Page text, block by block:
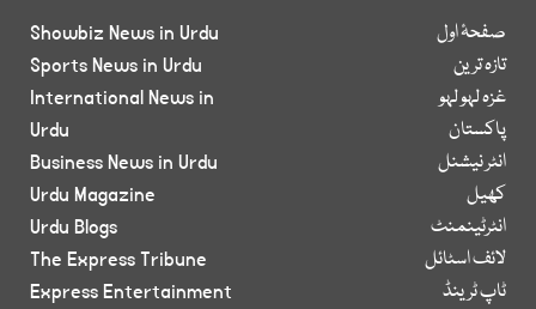
صفحۂ اول
تازہ ترین
غزہ لہو لہو
پاکستان
انٹر نیشنل
کھیل
انٹرٹینمنٹ
لائف اسٹائل
ٹاپ ٹرینڈ
Showbiz News in Urdu
Sports News in Urdu
International News in
Urdu
Business News in Urdu
Urdu Magazine
Urdu Blogs
The Express Tribune
Express Entertainment